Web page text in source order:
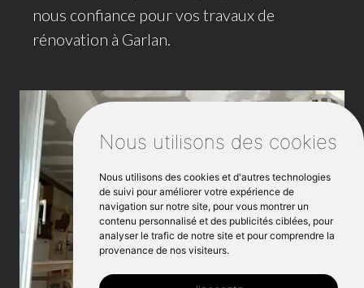
Nous utilisons des cookies
Nous utilisons des cookies et d'autres technologies
de suivi pour améliorer votre expérience de
navigation sur notre site, pour vous montrer un
contenu personnalisé et des publicités ciblées, pour
analyser le trafic de notre site et pour comprendre la
provenance de nos visiteurs.
nous confiance pour vos travaux de
rénovation à Garlan.